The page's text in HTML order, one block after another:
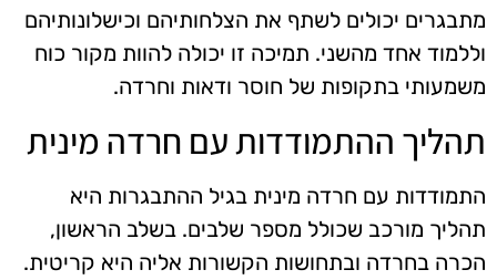
מתבגרים יכולים לשתף את הצלחותיהם וכישלונותיהם
וללמוד אחד מהשני. תמיכה זו יכולה להוות מקור כוח
משמעותי בתקופות של חוסר ודאות וחרדה.
תהליך ההתמודדות עם חרדה מינית
התמודדות עם חרדה מינית בגיל ההתבגרות היא
תהליך מורכב שכולל מספר שלבים. בשלב הראשון,
הכרה בחרדה ובתחושות הקשורות אליה היא קריטית.